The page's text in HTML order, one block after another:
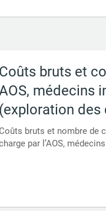
Coûts bruts et
médecins
(exploration des
Coûts bruts et nombre de
par l’AOS,